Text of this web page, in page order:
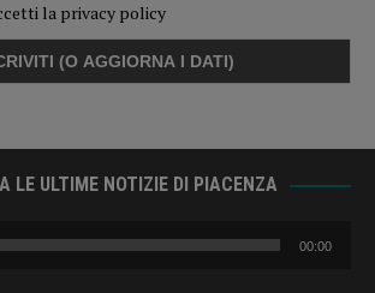
la privacy policy
LE ULTIME NOTIZIE DI PIACENZA
00:00